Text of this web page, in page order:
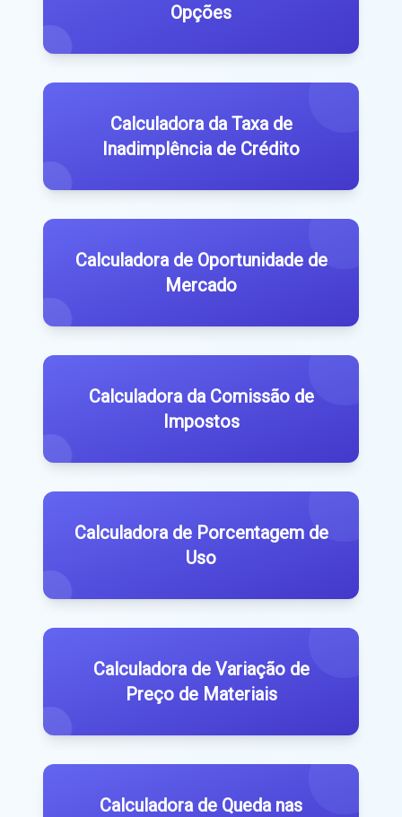
Opções
Calculadora da Taxa de
Inadimplência de Crédito
Calculadora de Oportunidade de
Mercado
Calculadora da Comissão de
Impostos
Calculadora de Porcentagem de
Uso
Calculadora de Variação de
Preço de Materiais
Calculadora de Queda nas